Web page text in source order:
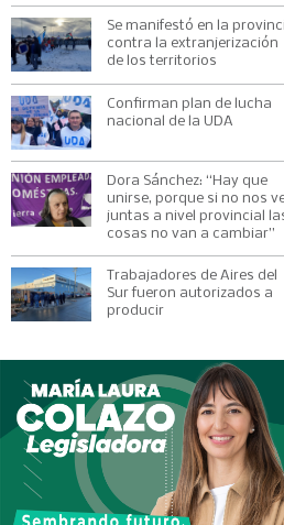
Se manifestó en la
contra la extranjerización
de los territorios
Confirman plan de lucha
nacional de la UDA
Dora Sánchez: “Hay que
unirse, porque si no nos
juntas a nivel provincial
cosas no van a cambiar”
Trabajadores de Aires del
Sur fueron autorizados a
producir